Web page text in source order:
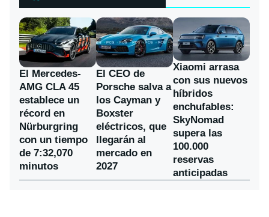
El Mercedes-
AMG CLA 45
establece un
récord en
Nürburgring
con un tiempo
de 7:32,070
minutos
El CEO de
Porsche salva a
los Cayman y
Boxster
eléctricos, que
llegarán al
mercado en
2027
Xiaomi arrasa
con sus nuevos
híbridos
enchufables:
SkyNomad
supera las
100.000
reservas
anticipadas